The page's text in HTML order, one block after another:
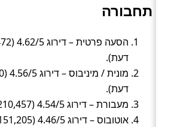
תחבורה
דעת).
דעת).
מעבורת – דירוג 4.54/5 (210,457 חוות דעת).
אוטובוס – דירוג 4.46/5 (151,205 חוות דעת).